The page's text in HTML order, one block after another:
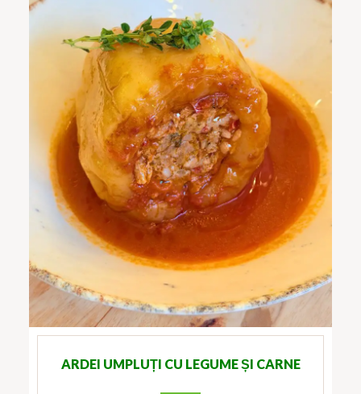
ARDEI UMPLUȚI CU LEGUME ȘI CARNE